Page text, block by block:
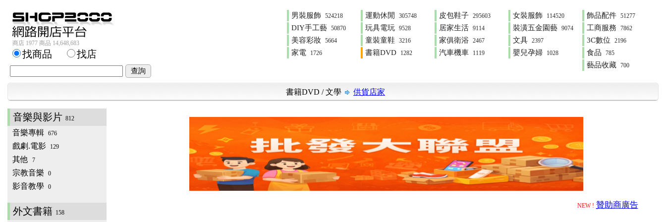
商店 1977 商品 14,648,683
男裝服飾 524218 運動休閒 305748 皮包鞋子 295603 女裝服飾 114520 飾品配件 51277
DIY手工藝 50870 玩具電玩 9528 居家生活 9114 裝潢五金園藝 9074 工商服務 7862
美容彩妝 5664 童裝童鞋 3216 家俱衛浴 2467 文具 2397 3C數位 2196
家電 1726 書籍DVD 1282 汽車機車 1119 嬰兒孕婦 1028 食品 785
藝品收藏 700
找商品 找店
書籍DVD /文學 供貨店家
音樂與影片 812
音樂專輯 676
戲劇.電影 129
其他 7
宗教音樂 0
影音教學 0
外文書籍 158
NEW ! 贊助商廣告